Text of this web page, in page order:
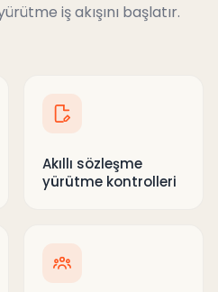
iş akışını başlatır.
Akıllı sözleşme
yürütme kontrolleri